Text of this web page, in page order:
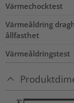
Värmechocktest
Värmeåldring
ållfasthet
Värmeåldringstest